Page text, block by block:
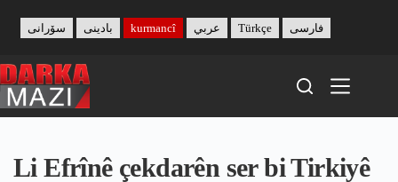
content
بادینی سۆرانی kurmancî عربي Türkçe فارسی
Li Efrînê çekdarên ser bi Tirkiyê